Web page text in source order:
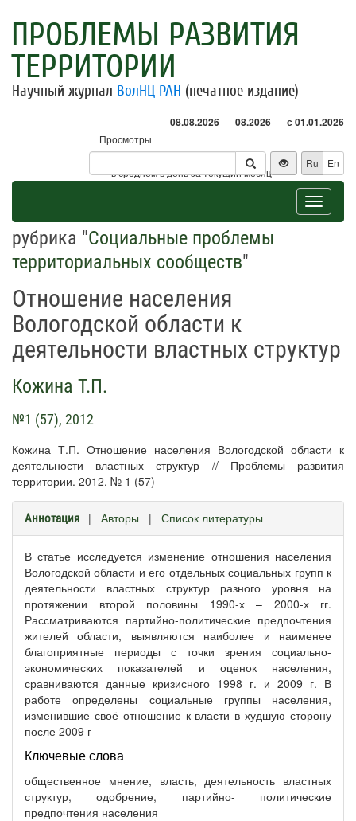
ПРОБЛЕМЫ РАЗВИТИЯ
ТЕРРИТОРИИ
Научный журнал ВолНЦ РАН (печатное издание)
08.08.2026 08.2026 с 01.01.2026
Просмотры
Посетители
* - в среднем в день за текущий месяц
Ru En
Toggle
рубрика "Социальные проблемы
территориальных сообществ"
Отношение населения
Вологодской области к
деятельности властных структур
Кожина Т.П.
№1 (57), 2012
Кожина Т.П. Отношение населения Вологодской области к
деятельности властных структур // Проблемы развития
территории. 2012. № 1 (57)
Аннотация | Авторы | Список литературы
В статье исследуется изменение отношения населения
Вологодской области и его отдельных социальных групп к
деятельности властных структур разного уровня на
протяжении второй половины 1990-х – 2000-х гг.
Рассматриваются партийно-политические предпочтения
жителей области, выявляются наиболее и наименее
благоприятные периоды с точки зрения социально-
экономических показателей и оценок населения,
сравниваются данные кризисного 1998 г. и 2009 г. В
работе определены социальные группы населения,
изменившие своё отношение к власти в худшую сторону
после 2009 г
Ключевые слова
общественное мнение, власть, деятельность властных
структур, одобрение, партийно- политические
предпочтения населения